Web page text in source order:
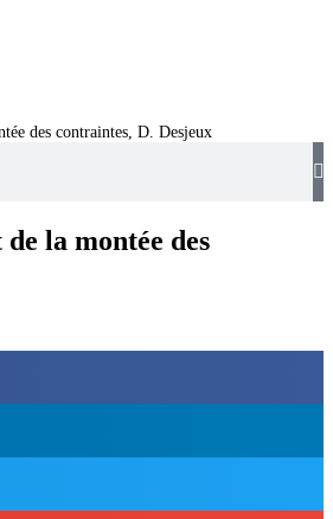
des contraintes, D. Desjeux
la montée des